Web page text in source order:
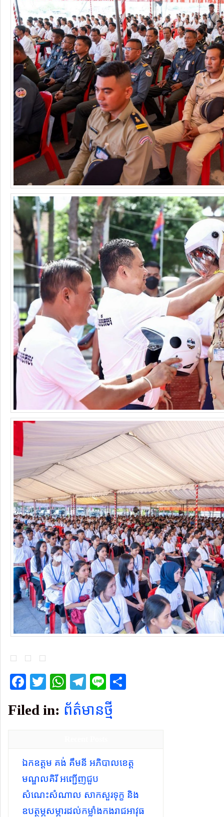
Facebook
TwitterWhatsApp
Telegram
Line
Filed in: ព័ត៌មានថ្មី
ឯកឧត្តម គង់ គឹមនី អភិបាលខេត្ត
មណ្ឌលគិរី អញ្ជើញជួប
សំណេះសំណាល សាកសួរទុក្ខ និង
ឧបត្ថម្ភសម្ភារដល់កម្លាំងកងរាជអាវុធ